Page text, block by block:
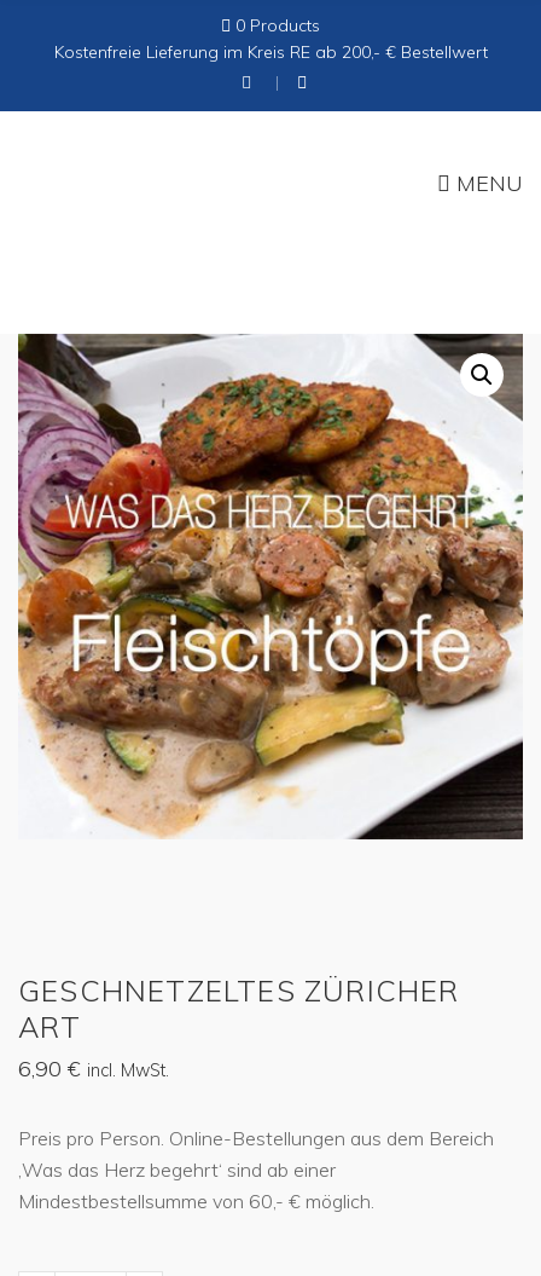
Cart:
0 Products
Kostenfreie Lieferung im Kreis RE ab 200,- € Bestellwert
MENU
GESCHNETZELTES ZÜRICHER
ART
6,90 € incl. MwSt.
Preis pro Person. Online-Bestellungen aus dem Bereich
‚Was das Herz begehrt‘ sind ab einer
Mindestbestellsumme von 60,- € möglich.